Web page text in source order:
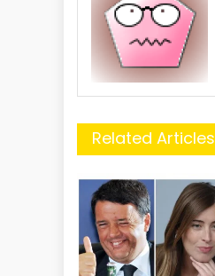
Related Articles